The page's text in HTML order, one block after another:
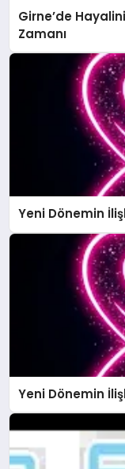
Girne’de
Zamanı
Yeni Dönemin
Yeni Dönemin